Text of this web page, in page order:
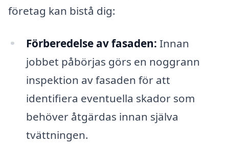
företag kan bistå dig:
Förberedelse av fasaden: Innan
jobbet påbörjas görs en noggrann
inspektion av fasaden för att
identifiera eventuella skador som
behöver åtgärdas innan själva
tvättningen.